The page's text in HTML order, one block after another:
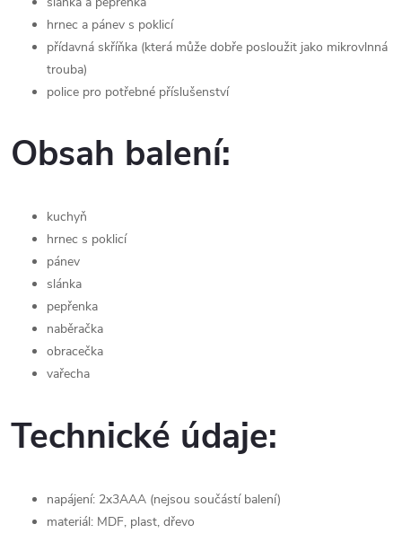
hrnec a pánev s poklicí
přídavná skříňka (která může dobře posloužit jako mikrovlnná
trouba)
police pro potřebné příslušenství
Obsah balení:
kuchyň
hrnec s poklicí
pánev
slánka
pepřenka
naběračka
obracečka
vařecha
Technické údaje:
napájení: 2x3AAA (nejsou součástí balení)
materiál: MDF, plast, dřevo